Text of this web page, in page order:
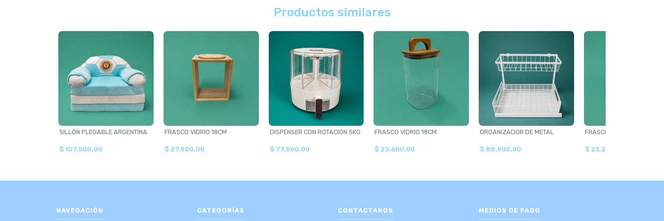
Productos similares
SILLÓN PLEGABLE ARGENTINA
$ 107.500,00
FRASCO VIDRIO 18CM
$ 27.900,00
DISPENSER CON ROTACIÓN 5KG
$ 77.500,00
FRASCO VIDRIO 18CM
$ 23.600,00
ORGANIZADOR DE METAL
$ 88.900,00
FRASCO VIDRIO 15CM
$ 23.200,00
NAVEGACIÓN CATEGORÍAS CONTACTANOS MEDIOS DE PAGO